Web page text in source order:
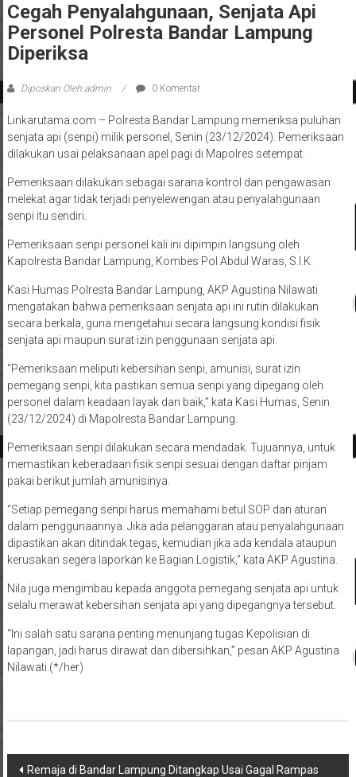
Cegah Penyalahgunaan, Senjata Api
Personel Polresta Bandar Lampung
Diperiksa
Diposkan Oleh:admin 0 Komentar
Linkarutama.com – Polresta Bandar Lampung memeriksa puluhan
senjata api (senpi) milik personel, Senin (23/12/2024). Pemeriksaan
dilakukan usai pelaksanaan apel pagi di Mapolres setempat.
Pemeriksaan dilakukan sebagai sarana kontrol dan pengawasan
melekat agar tidak terjadi penyelewengan atau penyalahgunaan
senpi itu sendiri.
Pemeriksaan senpi personel kali ini dipimpin langsung oleh
Kapolresta Bandar Lampung, Kombes Pol Abdul Waras, S.I.K.
Kasi Humas Polresta Bandar Lampung, AKP Agustina Nilawati
mengatakan bahwa pemeriksaan senjata api ini rutin dilakukan
secara berkala, guna mengetahui secara langsung kondisi fisik
senjata api maupun surat izin penggunaan senjata api.
“Pemeriksaan meliputi kebersihan senpi, amunisi, surat izin
pemegang senpi, kita pastikan semua senpi yang dipegang oleh
personel dalam keadaan layak dan baik,” kata Kasi Humas, Senin
(23/12/2024) di Mapolresta Bandar Lampung.
Pemeriksaan senpi dilakukan secara mendadak. Tujuannya, untuk
memastikan keberadaan fisik senpi sesuai dengan daftar pinjam
pakai berikut jumlah amunisinya.
“Setiap pemegang senpi harus memahami betul SOP dan aturan
dalam penggunaannya. Jika ada pelanggaran atau penyalahgunaan
dipastikan akan ditindak tegas, kemudian jika ada kendala ataupun
kerusakan segera laporkan ke Bagian Logistik,” kata AKP Agustina.
Nila juga mengimbau kepada anggota pemegang senjata api untuk
selalu merawat kebersihan senjata api yang dipegangnya tersebut.
“Ini salah satu sarana penting menunjang tugas Kepolisian di
lapangan, jadi harus dirawat dan dibersihkan,” pesan AKP Agustina
Nilawati.(*/her)
Navigasi
Remaja di Bandar Lampung Ditangkap Usai Gagal Rampas